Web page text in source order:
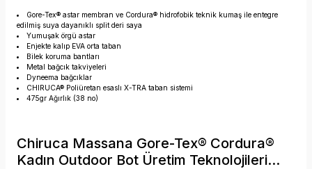
Gore-Tex® astar membran ve Cordura® hidrofobik teknik kumaş ile entegre
edilmiş suya dayanıklı split deri saya
Yumuşak örgü astar
Enjekte kalıp EVA orta taban
Bilek koruma bantları
Metal bağcık takviyeleri
Dyneema bağcıklar
CHIRUCA® Poliüretan esaslı X-TRA taban sistemi
475gr Ağırlık (38 no)
Chiruca Massana Gore-Tex® Cordura®
Kadın Outdoor Bot Üretim Teknolojileri...